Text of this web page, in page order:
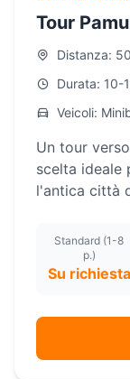
Tour
Distanza:
Durata: 10-
Veicoli:
Un tour
scelta ideale
l'antica città
Standard (1-8
p.)
Su richiesta